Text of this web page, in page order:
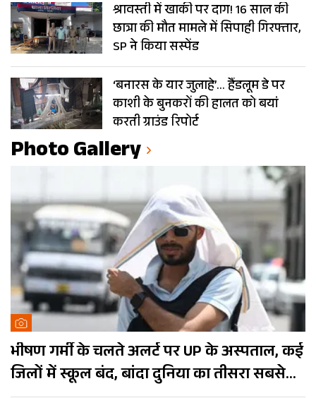
श्रावस्ती में खाकी पर दाग! 16 साल की
छात्रा की मौत मामले में सिपाही गिरफ्तार,
SP ने किया सस्पेंड
‘बनारस के यार जुलाहे’… हैंडलूम डे पर
काशी के बुनकरों की हालत को बयां
करती ग्राउंड रिपोर्ट
Photo Gallery
भीषण गर्मी के चलते अलर्ट पर UP के अस्पताल, कई
जिलों में स्कूल बंद, बांदा दुनिया का तीसरा सबसे